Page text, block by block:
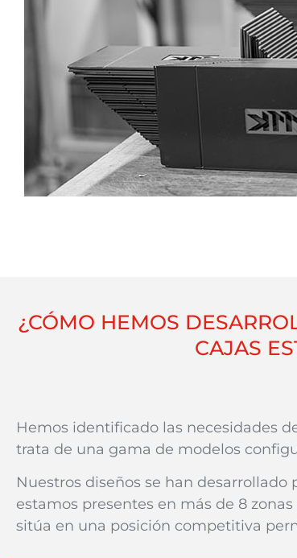
¿CÓMO HEMOS
CAJAS
Hemos identificado las necesidades
trata de una gama de modelos
Nuestros diseños se han
estamos presentes en más de 8
sitúa en una posición competitiva